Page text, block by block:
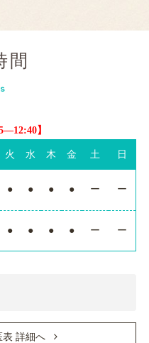
間
】
火 水 木 金 土 日
● ● ● ● ー ー
● ● ● ● ー ー
表 詳細へ